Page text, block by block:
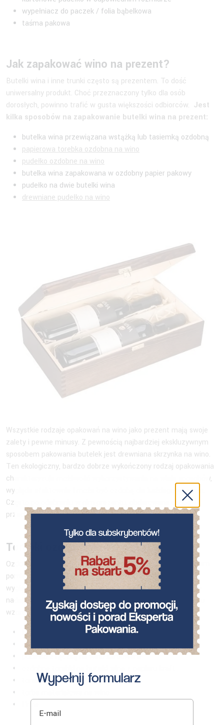
wypełniacz do paczek / folia bąbelkowa
taśma pakowa
Jak zapakować wino na prezent?
Butelki wina i inne trunki często są prezentem. To dość
uniwersalny produkt. Choć przeznaczony tylko dla osób
dorosłych, powinno trafić w gusta większości odbiorców. Jest
kilka sposobów na zapakowanie butelki wina na prezent:
butelka wina przewiązana wstążką lub tasiemką ozdobną
papierowa torebka ozdobna na wino
pudełko ozdobne na wino
butelka wina zapakowana w ozdobny papier pakowy
pudełko na dwie butelki wina
drewniane pudełko na wino
Wszystkie rodzaje opakowań na wino jako prezent mają swoje
zalety i pewne minusy. Z pewnością najbardziej ekskluzywnym
sposobem pakowania butelek jest drewniana skrzynka na wino.
Ten ekologiczny, bardzo dobrze wykończony rodzaj opakowania
charakteryzuje możliwość wykorzystywania na wiele sposobów,
wygląda efektownie i może być ozdobą dla każdego wnętrza.
Często po odebraniu w nim prezentu, obdarowana osoba
przechowuje w nim różne drobiazgi, np. biżuterię, itp.
Torebki ozdobne na wino
Ozdobne torebki z papieru są chyba najlepszym kompromisem
pomiędzy niską ceną, łatwością pakowania i eleganckim
wyglądem prezentu. Zapakowane w nie butelki wina od razu
nadają się do wręczenia. Wśród wielu dostępnych w Neopaku
wzorów takich butelek, znajdą Państwo między innymi:
kolorowe torebki na wino
ekologiczne torebki na wino
pudełko z rączką na wino karbowane
torebki ozdobne na wino z wzorem
i inne
Wypełnij formularz
E-mail